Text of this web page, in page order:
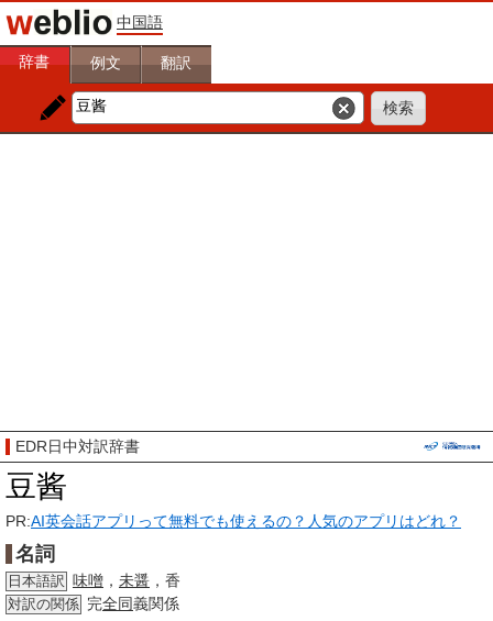
中国語
辞書 例文 翻訳
EDR日中対訳辞書
豆酱
PR:AI英会話アプリって無料でも使えるの？人気のアプリはどれ？
名詞
日本語訳 味噌 ， 未醤 ，香
対訳の関係 完全同義関係